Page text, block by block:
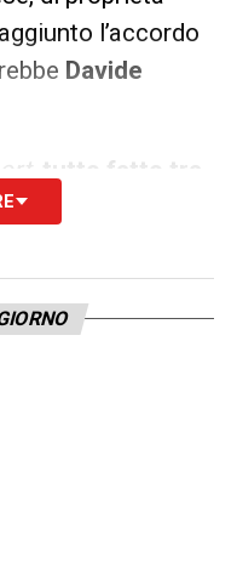
l’accordo
Davide
, tutto fatto tra
solo
espresso
granata.